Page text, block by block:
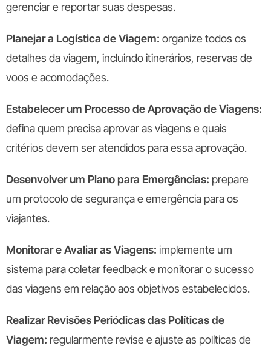
gerenciar e reportar suas despesas.
Planejar a Logística de Viagem: organize todos os
detalhes da viagem, incluindo itinerários, reservas de
voos e acomodações.
Estabelecer um Processo de Aprovação de Viagens:
defina quem precisa aprovar as viagens e quais
critérios devem ser atendidos para essa aprovação.
Desenvolver um Plano para Emergências: prepare
um protocolo de segurança e emergência para os
viajantes.
Monitorar e Avaliar as Viagens: implemente um
sistema para coletar feedback e monitorar o sucesso
das viagens em relação aos objetivos estabelecidos.
Realizar Revisões Periódicas das Políticas de
Viagem: regularmente revise e ajuste as políticas de